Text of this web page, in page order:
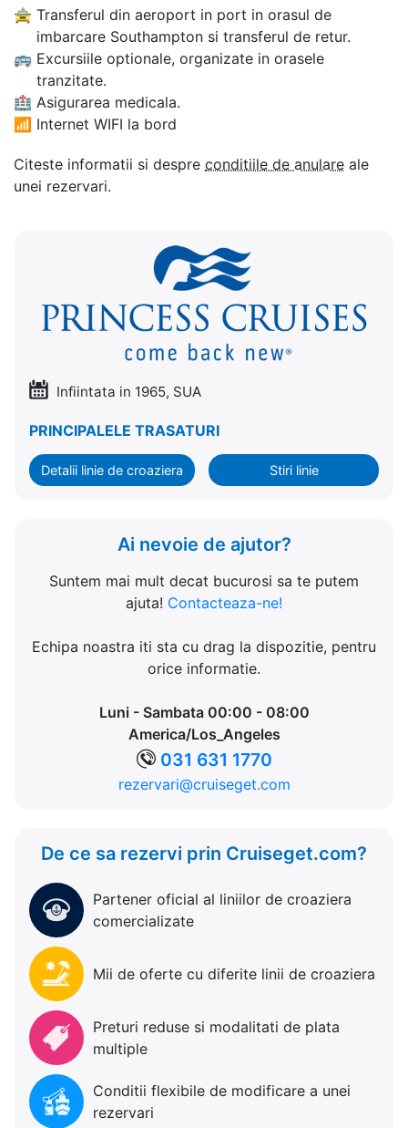
🚖 Transferul din aeroport in port in orasul de
imbarcare Southampton si transferul de retur.
🚌 Excursiile optionale, organizate in orasele
tranzitate.
🏥 Asigurarea medicala.
📶 Internet WIFI la bord
Citeste informatii si despre conditiile de anulare ale
unei rezervari.
Infiintata in 1965, SUA
PRINCIPALELE TRASATURI
Detalii linie de croaziera Stiri linie
Ai nevoie de ajutor?
Suntem mai mult decat bucurosi sa te putem
ajuta! Contacteaza-ne!
Echipa noastra iti sta cu drag la dispozitie, pentru
orice informatie.
Luni - Sambata 00:00 - 08:00
America/Los_Angeles
031 631 1770
rezervari@cruiseget.com
De ce sa rezervi prin Cruiseget.com?
Partener oficial al liniilor de croaziera
comercializate
Mii de oferte cu diferite linii de croaziera
Preturi reduse si modalitati de plata
multiple
Conditii flexibile de modificare a unei
rezervari